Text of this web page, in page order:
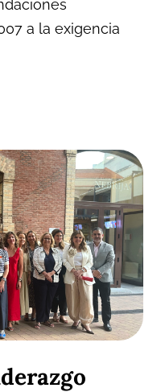
a la exigencia